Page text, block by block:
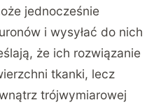
jednocześnie
i wysyłać do nich
że ich rozwiązanie
tkanki, lecz
trójwymiarowej